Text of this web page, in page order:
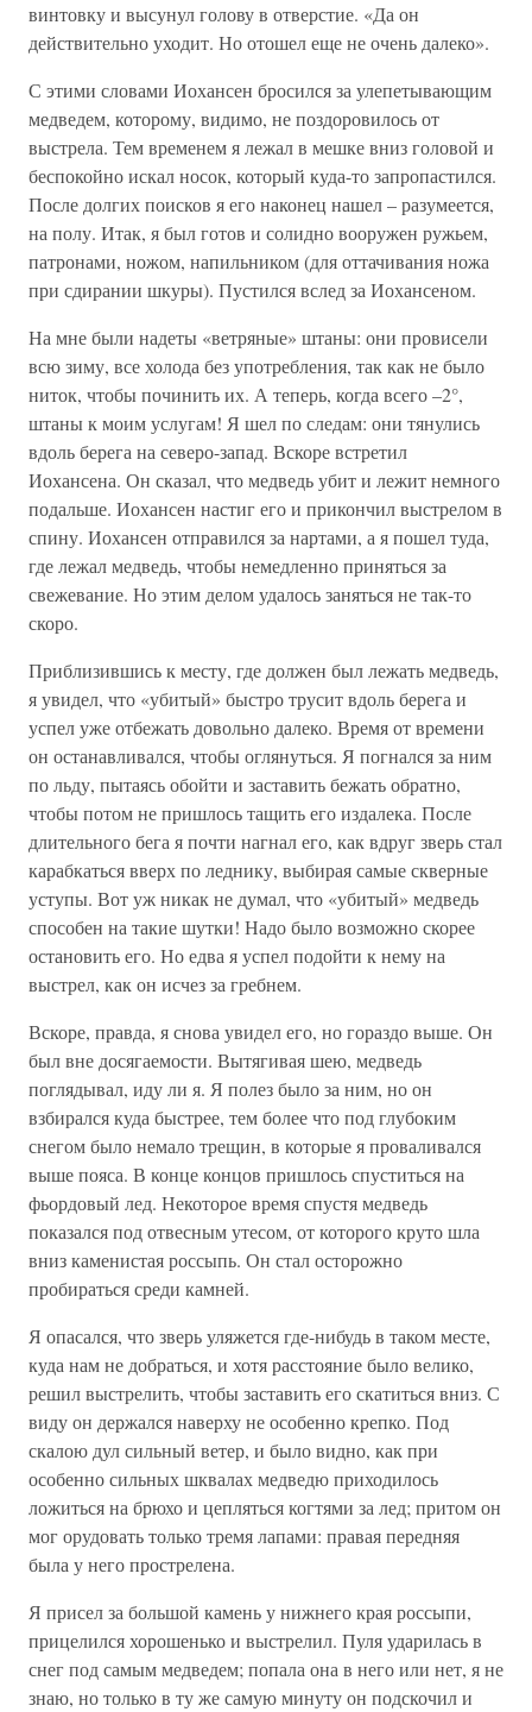
винтовку и высунул голову в отверстие. «Да он
действительно уходит. Но отошел еще не очень далеко».
С этими словами Иохансен бросился за улепетывающим
медведем, которому, видимо, не поздоровилось от
выстрела. Тем временем я лежал в мешке вниз головой и
беспокойно искал носок, который куда-то запропастился.
После долгих поисков я его наконец нашел – разумеется,
на полу. Итак, я был готов и солидно вооружен ружьем,
патронами, ножом, напильником (для оттачивания ножа
при сдирании шкуры). Пустился вслед за Иохансеном.
На мне были надеты «ветряные» штаны: они провисели
всю зиму, все холода без употребления, так как не было
ниток, чтобы починить их. А теперь, когда всего –2°,
штаны к моим услугам! Я шел по следам: они тянулись
вдоль берега на северо-запад. Вскоре встретил
Иохансена. Он сказал, что медведь убит и лежит немного
подальше. Иохансен настиг его и прикончил выстрелом в
спину. Иохансен отправился за нартами, а я пошел туда,
где лежал медведь, чтобы немедленно приняться за
свежевание. Но этим делом удалось заняться не так-то
скоро.
Приблизившись к месту, где должен был лежать медведь,
я увидел, что «убитый» быстро трусит вдоль берега и
успел уже отбежать довольно далеко. Время от времени
он останавливался, чтобы оглянуться. Я погнался за ним
по льду, пытаясь обойти и заставить бежать обратно,
чтобы потом не пришлось тащить его издалека. После
длительного бега я почти нагнал его, как вдруг зверь стал
карабкаться вверх по леднику, выбирая самые скверные
уступы. Вот уж никак не думал, что «убитый» медведь
способен на такие шутки! Надо было возможно скорее
остановить его. Но едва я успел подойти к нему на
выстрел, как он исчез за гребнем.
Вскоре, правда, я снова увидел его, но гораздо выше. Он
был вне досягаемости. Вытягивая шею, медведь
поглядывал, иду ли я. Я полез было за ним, но он
взбирался куда быстрее, тем более что под глубоким
снегом было немало трещин, в которые я проваливался
выше пояса. В конце концов пришлось спуститься на
фьордовый лед. Некоторое время спустя медведь
показался под отвесным утесом, от которого круто шла
вниз каменистая россыпь. Он стал осторожно
пробираться среди камней.
Я опасался, что зверь уляжется где-нибудь в таком месте,
куда нам не добраться, и хотя расстояние было велико,
решил выстрелить, чтобы заставить его скатиться вниз. С
виду он держался наверху не особенно крепко. Под
скалою дул сильный ветер, и было видно, как при
особенно сильных шквалах медведю приходилось
ложиться на брюхо и цепляться когтями за лед; притом он
мог орудовать только тремя лапами: правая передняя
была у него прострелена.
Я присел за большой камень у нижнего края россыпи,
прицелился хорошенько и выстрелил. Пуля ударилась в
снег под самым медведем; попала она в него или нет, я не
знаю, но только в ту же самую минуту он подскочил и